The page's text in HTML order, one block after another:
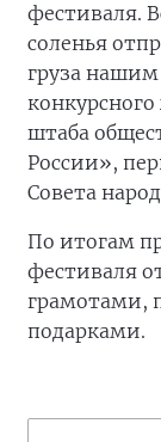
фестиваля.
соленья
груза нашим
штаба
России»,
Совета
По итогам
фестиваля
грамотами,
подарками.